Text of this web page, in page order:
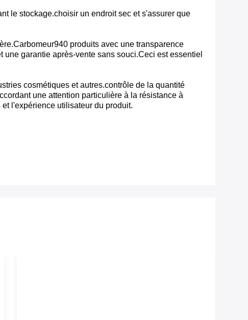
le stockage.choisir un endroit sec et s'assurer que
Carbomeur940 produits avec une transparence
garantie après-vente sans souci.Ceci est essentiel
cosmétiques et autres.contrôle de la quantité
une attention particulière à la résistance à
l'expérience utilisateur du produit.